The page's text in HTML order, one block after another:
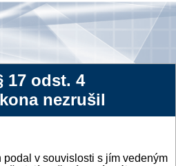
17 odst. 4
nezrušil
podal v souvislosti s jím vedeným